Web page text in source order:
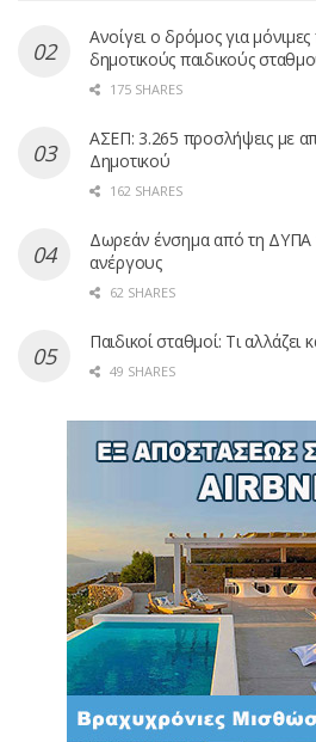
Ανοίγει ο δρόμος για
δημοτικούς παιδικούς
175 SHARES
ΑΣΕΠ: 3.265 προσλήψεις με
Δημοτικού
162 SHARES
Δωρεάν ένσημα από τη ΔΥΠΑ
ανέργους
62 SHARES
Παιδικοί σταθμοί: Τι αλλάζει
49 SHARES